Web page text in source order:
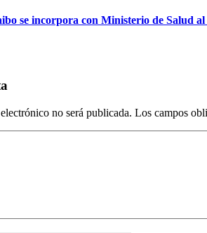
se incorpora con Ministerio de Salud
no será publicada. Los campos